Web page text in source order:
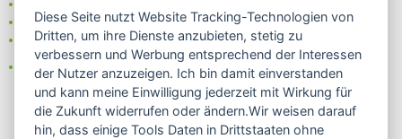
- Rechnung
- Lastschrift/Bankeinzug
Das Internetsiegel "GEPRÜFTER SHOP – Sicher einkaufen":
Diese Seite nutzt Website Tracking-Technologien von
Dritten, um ihre Dienste anzubieten, stetig zu
verbessern und Werbung entsprechend der Interessen
der Nutzer anzuzeigen. Ich bin damit einverstanden
und kann meine Einwilligung jederzeit mit Wirkung für
die Zukunft widerrufen oder ändern.Wir weisen darauf
hin, dass einige Tools Daten in Drittstaaten ohne